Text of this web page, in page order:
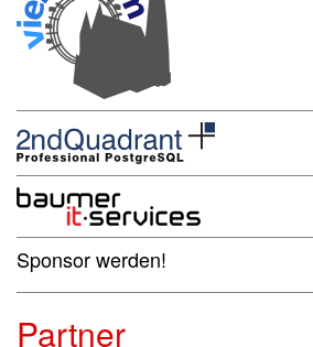
Sponsor werden!
Partner